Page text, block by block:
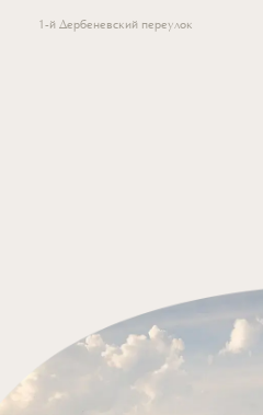
1-й Дербеневский переулок